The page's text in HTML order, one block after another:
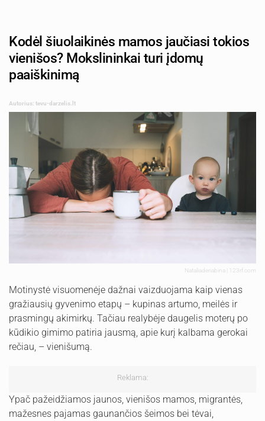
Kodėl šiuolaikinės mamos jaučiasi tokios
vienišos? Mokslininkai turi įdomų
paaiškinimą
Autorius: tevu-darzelis.lt
Nataliaderiabina | 123rf.com
Motinystė visuomenėje dažnai vaizduojama kaip vienas
gražiausių gyvenimo etapų – kupinas artumo, meilės ir
prasmingų akimirkų. Tačiau realybėje daugelis moterų po
kūdikio gimimo patiria jausmą, apie kurį kalbama gerokai
rečiau, – vienišumą.
Reklama:
Ypač pažeidžiamos jaunos, vienišos mamos, migrantės,
mažesnes pajamas gaunančios šeimos bei tėvai,